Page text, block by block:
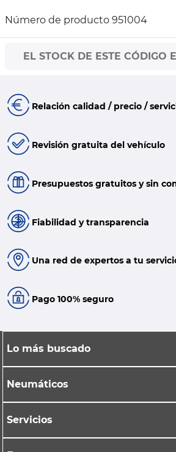
Número de producto 951004
EL STOCK DE ESTE CÓDIGO
Relación calidad / precio /
Revisión gratuita del vehículo
Presupuestos gratuitos y sin
Fiabilidad y transparencia
Una red de expertos a tu
Pago 100% seguro
Lo más buscado
Neumáticos
Servicios